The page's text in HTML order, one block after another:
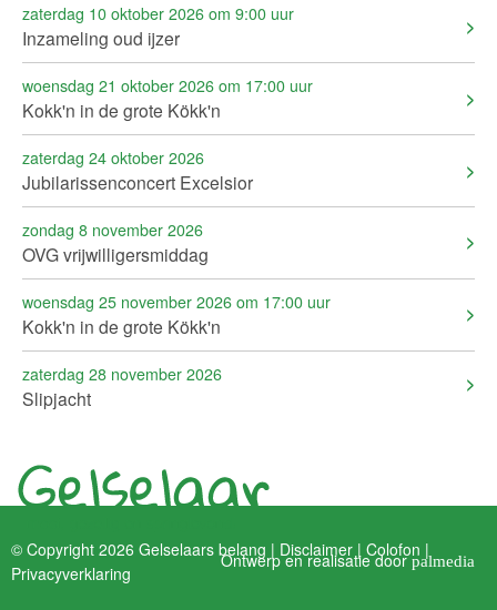
zaterdag 10 oktober 2026 om 9:00 uur
Inzameling oud ijzer
woensdag 21 oktober 2026 om 17:00 uur
Kokk'n in de grote Kökk'n
zaterdag 24 oktober 2026
Jubilarissenconcert Excelsior
zondag 8 november 2026
OVG vrijwilligersmiddag
woensdag 25 november 2026 om 17:00 uur
Kokk'n in de grote Kökk'n
zaterdag 28 november 2026
Slipjacht
© Copyright 2026 Gelselaars belang | Disclaimer| Colofon |
Privacyverklaring
Ontwerp en realisatie doorpalmedia